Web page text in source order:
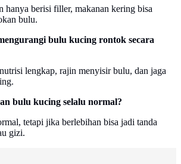
hanya berisi filler, makanan kering bisa
bulu.
bulu kucing rontok secara
lengkap, rajin menyisir bulu, dan jaga
bulu kucing selalu normal?
tetapi jika berlebihan bisa jadi tanda
gizi.